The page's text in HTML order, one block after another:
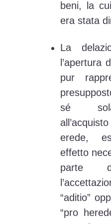
beni, la
era stata
La
l’apertura
pur
sé
erede,
effetto
parte
“aditio”
“pro